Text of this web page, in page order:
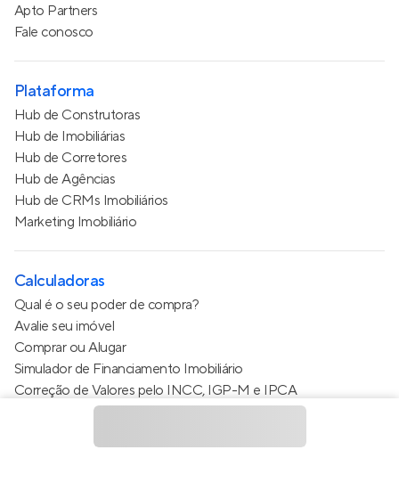
Apto Partners
Fale conosco
Plataforma
Hub de Construtoras
Hub de Imobiliárias
Hub de Corretores
Hub de Agências
Hub de CRMs Imobiliários
Marketing Imobiliário
Calculadoras
Qual é o seu poder de compra?
Avalie seu imóvel
Comprar ou Alugar
Simulador de Financiamento Imobiliário
Correção de Valores pelo INCC, IGP-M e IPCA
Estimativa de valor do condomínio